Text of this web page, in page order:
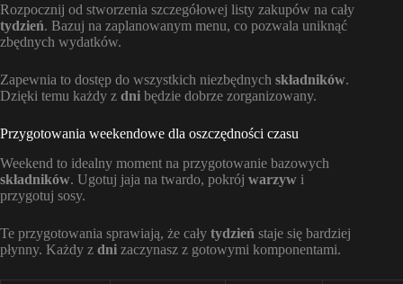
Rozpocznij od stworzenia szczegółowej listy zakupów na cały
tydzień. Bazuj na zaplanowanym menu, co pozwala uniknąć
zbędnych wydatków.
Zapewnia to dostęp do wszystkich niezbędnych składników.
Dzięki temu każdy z dni będzie dobrze zorganizowany.
Przygotowania weekendowe dla oszczędności czasu
Weekend to idealny moment na przygotowanie bazowych
składników. Ugotuj jaja na twardo, pokrój warzyw i
przygotuj sosy.
Te przygotowania sprawiają, że cały tydzień staje się bardziej
płynny. Każdy z dni zaczynasz z gotowymi komponentami.